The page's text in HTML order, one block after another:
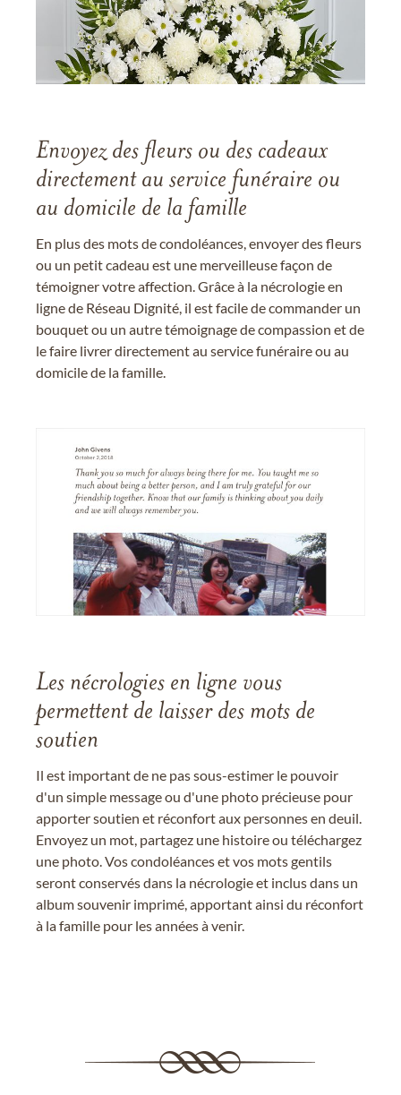
Envoyez des fleurs ou des cadeaux
directement au service funéraire ou
au domicile de la famille
En plus des mots de condoléances, envoyer des fleurs
ou un petit cadeau est une merveilleuse façon de
témoigner votre affection. Grâce à la nécrologie en
ligne de Réseau Dignité, il est facile de commander un
bouquet ou un autre témoignage de compassion et de
le faire livrer directement au service funéraire ou au
domicile de la famille.
Les nécrologies en ligne vous
permettent de laisser des mots de
soutien
Il est important de ne pas sous-estimer le pouvoir
d'un simple message ou d'une photo précieuse pour
apporter soutien et réconfort aux personnes en deuil.
Envoyez un mot, partagez une histoire ou téléchargez
une photo. Vos condoléances et vos mots gentils
seront conservés dans la nécrologie et inclus dans un
album souvenir imprimé, apportant ainsi du réconfort
à la famille pour les années à venir.